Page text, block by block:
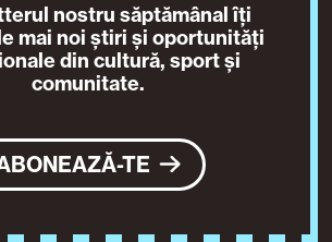
nostru săptămânal îți
mai noi știri și oportunități
din cultură, sport și
comunitate.
TE